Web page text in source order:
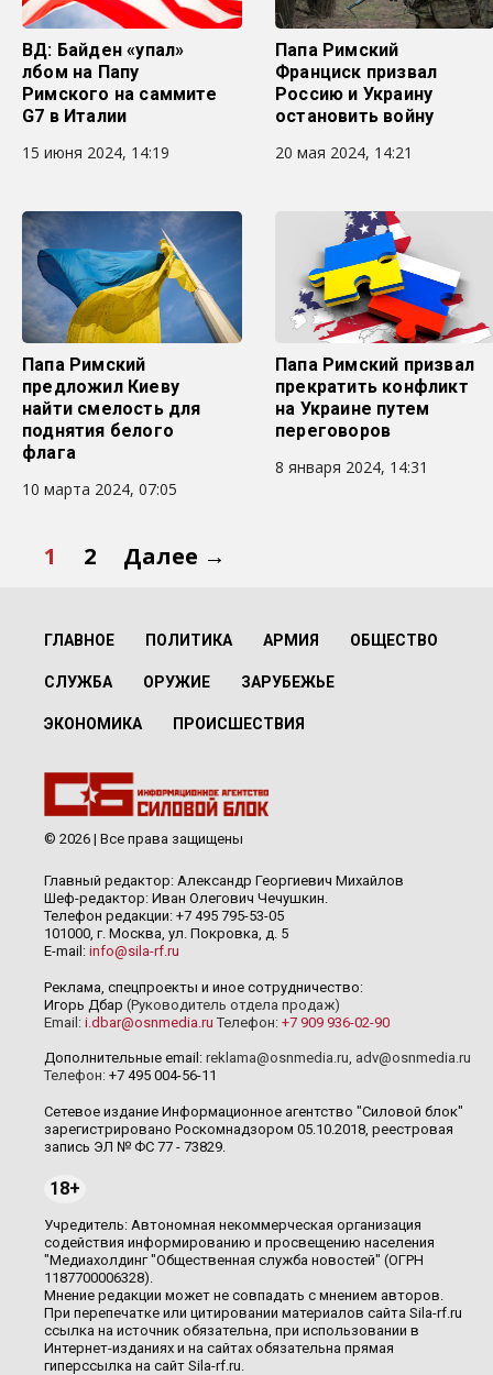
ВД: Байден «упал»
лбом на Папу
Римского на саммите
G7 в Италии
15 июня 2024, 14:19
Папа Римский
Франциск призвал
Россию и Украину
остановить войну
20 мая 2024, 14:21
Папа Римский
предложил Киеву
найти смелость для
поднятия белого
флага
10 марта 2024, 07:05
Папа Римский призвал
прекратить конфликт
на Украине путем
переговоров
8 января 2024, 14:31
1 2 Далее →
ГЛАВНОЕ ПОЛИТИКА АРМИЯ ОБЩЕСТВО
СЛУЖБА ОРУЖИЕ ЗАРУБЕЖЬЕ
ЭКОНОМИКА ПРОИСШЕСТВИЯ
© 2026 | Все права защищены
Главный редактор: Александр Георгиевич Михайлов
Шеф-редактор: Иван Олегович Чечушкин.
Телефон редакции: +7 495 795-53-05
101000, г. Москва, ул. Покровка, д. 5
E-mail: info@sila-rf.ru
Реклама, спецпроекты и иное сотрудничество:
Игорь Дбар (Руководитель отдела продаж)
Email: i.dbar@osnmedia.ru Телефон: +7 909 936-02-90
Дополнительные email: reklama@osnmedia.ru, adv@osnmedia.ru
Телефон: +7 495 004-56-11
Сетевое издание Информационное агентство "Силовой блок"
зарегистрировано Роскомнадзором 05.10.2018, реестровая
запись ЭЛ № ФС 77 - 73829.
18+
Учредитель: Автономная некоммерческая организация
содействия информированию и просвещению населения
"Медиахолдинг "Общественная служба новостей" (ОГРН
1187700006328).
Мнение редакции может не совпадать с мнением авторов.
При перепечатке или цитировании материалов сайта Sila-rf.ru
ссылка на источник обязательна, при использовании в
Интернет-изданиях и на сайтах обязательна прямая
гиперссылка на сайт Sila-rf.ru.